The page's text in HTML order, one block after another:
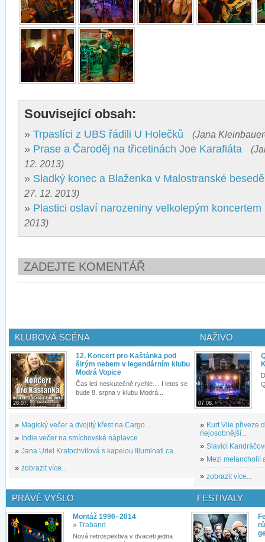
Související obsah:
» Trpaslíci z UBS řádili U Holečků (Jana
» Prase a Čaroděj na třicetinách Joe Karafiáta
12. 2013)
» Sladký konec a Blaženka v Malostranské besedě
27. 12. 2013)
» Plastici oslaví narozeniny velkolepým koncertem
2013)
ZADEJTE KOMENTÁŘ
KLUBOVÁ SCÉNA
28.07.
12. Koncert pro Kaštánka pod
širým nebem v legendárním klubu
Modrá Vopice
Čas letí neskutečně rychle.... I letos se
bude 8. srpna v klubu Modrá...
» Magický večer a dvojitý křest na Cargo...
» Indie večer na smíchovské náplavce
» Jana Uriel Kratochvílová s kapelou Illuminati.ca...
» zobrazit více...
NAŽIVO
07.08.
» Kurt Vile přiveze
nejosobnější...
» Slavící
» Mezi melancholií
» zobrazit více...
PRÁVĚ VYŠLO
Montáž 1996–2014
» Traband
Nová retrospektiva v dvaceti jedna
FESTIVALY